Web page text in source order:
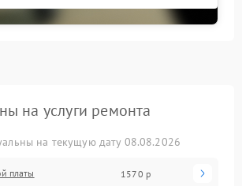
на услуги ремонта
на текущую дату 08.08.2026
платы 1570 р